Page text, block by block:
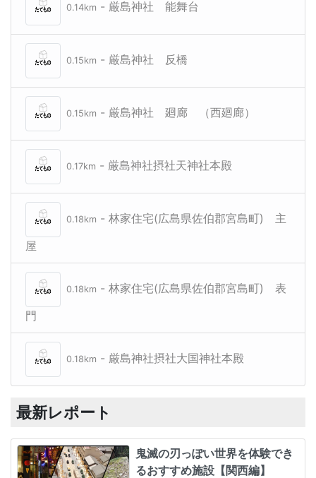
0.14km - 厳島神社 能舞台
0.15km - 厳島神社 反橋
0.15km - 厳島神社 廻廊 （西廻廊）
0.17km - 厳島神社摂社天神社本殿
0.18km - 林家住宅(広島県佐伯郡宮島町) 主
屋
0.18km - 林家住宅(広島県佐伯郡宮島町) 表
門
0.18km - 厳島神社摂社大国神社本殿
最新レポート
鬼滅の刃っぽい世界を体験でき
るおすすめ施設【関西編】